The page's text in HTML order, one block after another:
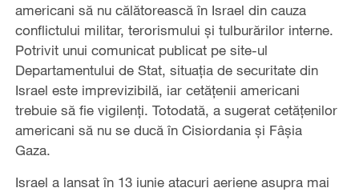
americani să nu călătorească în Israel din cauza
conflictului militar, terorismului şi tulburărilor interne.
Potrivit unui comunicat publicat pe site-ul
Departamentului de Stat, situaţia de securitate din
Israel este imprevizibilă, iar cetăţenii americani
trebuie să fie vigilenţi. Totodată, a sugerat cetăţenilor
americani să nu se ducă în Cisiordania şi Fâşia
Gaza.
Israel a lansat în 13 iunie atacuri aeriene asupra mai